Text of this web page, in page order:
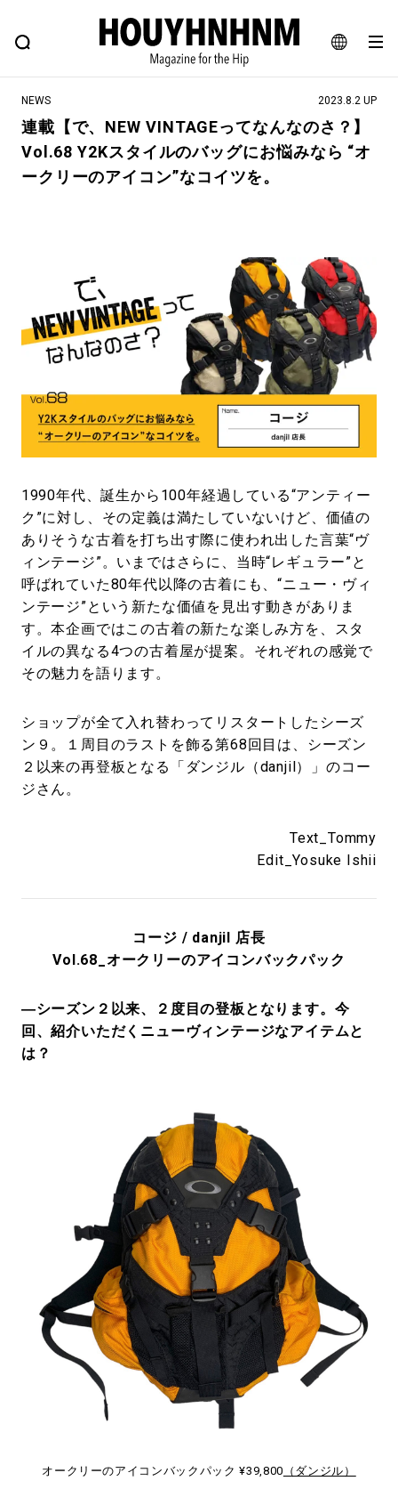
JA
EN
FEATURE BLOG SNAP
ヒップなファッション、カルチャー、ライフスタイルWEBマガジン
#注目のタグ
#マイナーグッド図鑑
#路地裏てぃーん。 #MONTHLY JOURNAL
#GH 銘品の所以 #フイナムのYouTube
#Commune H #FOCUS IT #AH.H
#FASHION #MUSIC #MOVIE
#LIFESTYLE #SNEAKER #OUTDOOR
#SPORTS #HANDSOME HANDBOOK
NEWS 2023.8.2 UP
連載【で、NEW VINTAGEってなんなのさ？】
Vol.68 Y2Kスタイルのバッグにお悩みなら “オ
ークリーのアイコン”なコイツを。
1990年代、誕生から100年経過している“アンティー
ク”に対し、その定義は満たしていないけど、価値の
ありそうな古着を打ち出す際に使われ出した言葉“ヴ
ィンテージ”。いまではさらに、当時“レギュラー”と
呼ばれていた80年代以降の古着にも、“ニュー・ヴィ
ンテージ”という新たな価値を見出す動きがありま
す。本企画ではこの古着の新たな楽しみ方を、スタ
イルの異なる4つの古着屋が提案。それぞれの感覚で
その魅力を語ります。
ショップが全て入れ替わってリスタートしたシーズ
ン９。１周目のラストを飾る第68回目は、シーズン
２以来の再登板となる「ダンジル（danjil）」のコー
ジさん。
Text_Tommy
Edit_Yosuke Ishii
コージ / danjil 店長
Vol.68_オークリーのアイコンバックパック
―シーズン２以来、２度目の登板となります。今
回、紹介いただくニューヴィンテージなアイテムと
は？
オークリーのアイコンバックパック ¥39,800 （ダンジル）